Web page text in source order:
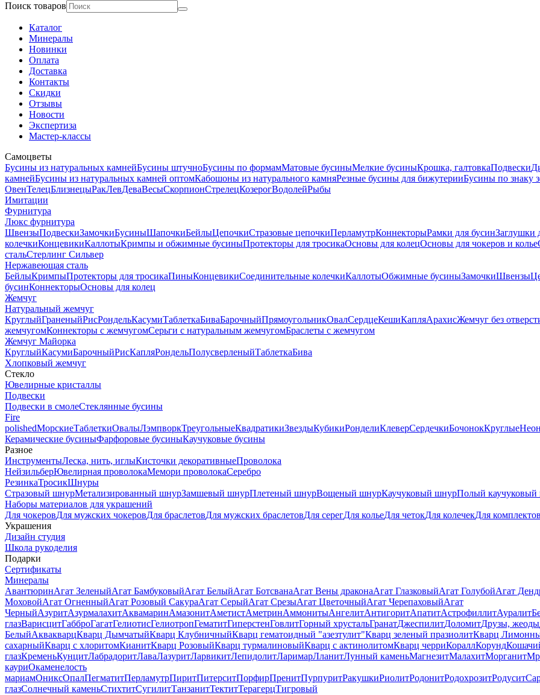
Поиск товаров
Каталог
Минералы
Новинки
Оплата
Доставка
Контакты
Скидки
Отзывы
Новости
Экспертиза
Мастер-классы
Самоцветы
Бусины из натуральных камнейБусины штучноБусины по формамМатовые бусиныМелкие бусиныКрошка, галтовкаПодвески
камнейБусины из натуральных камней оптомКабошоны из натурального камняРезные бусины для бижутерииБусины по знаку
ОвенТелецБлизнецыРакЛевДеваВесыСкорпионСтрелецКозерогВодолейРыбы
Имитации
Фурнитура
Люкс фурнитура
ШвензыПодвескиЗамочкиБусиныШапочкиБейлыЦепочкиСтразовые цепочкиПерламутрКоннекторыРамки для бусинЗаглушки
колечкиКонцевикиКаллотыКримпы и обжимные бусиныПротекторы для тросикаОсновы для колецОсновы для чокеров и колье
стальСтерлинг Сильвер
Нержавеющая сталь
БейлыКримпыПротекторы для тросикаПиныКонцевикиСоединительные колечкиКаллотыОбжимные бусиныЗамочкиШвензы
бусинКоннекторыОсновы для колец
Жемчуг
Натуральный жемчуг
КруглыйГраненыйРисРондельКасумиТаблеткаБиваБарочныйПрямоугольникОвалСердцеКешиКапляАрахисЖемчуг без
жемчугомКоннекторы с жемчугомСерьги с натуральным жемчугомБраслеты с жемчугом
Жемчуг Майорка
КруглыйКасумиБарочныйРисКапляРондельПолусверленыйТаблеткаБива
Хлопковый жемчуг
Стекло
Ювелирные кристаллы
Подвески
Подвески в смолеСтеклянные бусины
Fire
polishedМорскиеТаблеткиОвалыЛэмпворкТреугольныеКвадратикиЗвездыКубикиРонделиКлеверСердечкиБочонокКруглые
Керамические бусиныФарфоровые бусиныКаучуковые бусины
Разное
ИнструментыЛеска, нить, иглыКисточки декоративныеПроволока
НейзильберЮвелирная проволокаМемори проволокаСеребро
РезинкаТросикШнуры
Стразовый шнурМетализированный шнурЗамшевый шнурПлетеный шнурВощеный шнурКаучуковый шнурПолый
Наборы материалов для украшений
Для чокеровДля мужских чокеровДля браслетовДля мужских браслетовДля серегДля кольеДля четокДля колечекДля
Украшения
Дизайн студия
Школа рукоделия
Подарки
Сертификаты
Минералы
АвантюринАгат ЗеленыйАгат БамбуковыйАгат БелыйАгат БотсванаАгат Вены драконаАгат ГлазковыйАгат ГолубойАгат
МоховойАгат ОгненныйАгат Розовый СакураАгат СерыйАгат СрезыАгат ЦветочныйАгат ЧерепаховыйАгат
ЧерныйАзуритАзурмалахитАквамаринАмазонитАметистАметринАммонитыАнгелитАнтигоритАпатитАстрофиллитАуралит
глазВарисцитГабброГагатГелиотисГелиотропГематитГиперстенГовлитГорный хрустальГранатДжеспилитДоломитДрузы, жеоды
БелыйАквакварцКварц ДымчатыйКварц КлубничныйКварц гематоидный "азезтулит"Кварц зеленый празиолитКварц
сахарныйКварц с хлоритомКианитКварц РозовыйКварц турмалиновыйКварц с актинолитомКварц черриКораллКорунд
глазКременьКунцитЛабрадоритЛаваЛазуритЛарвикитЛепидолитЛаримарЛланитЛунный каменьМагнезитМалахитМорганит
кауриОкаменелость
мариамОниксОпалПегматитПерламутрПиритПитерситПорфирПренитПурпуритРакушкиРиолитРодонитРодохрозитРодусит
глазСолнечный каменьСтихтитСугилитТанзанитТектитТерагерцТигровый